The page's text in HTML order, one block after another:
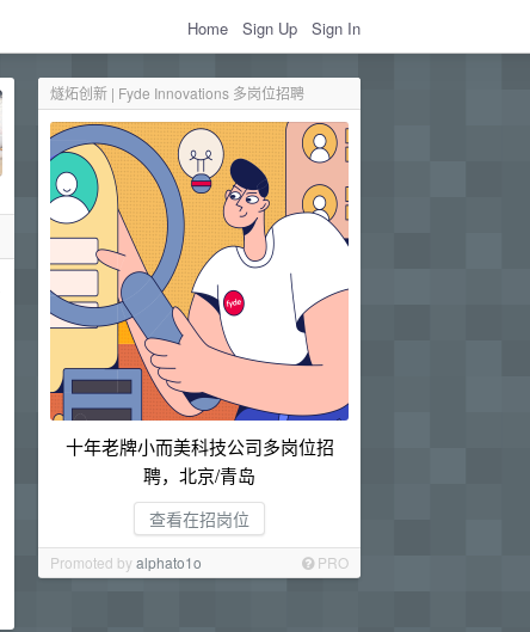
Home Sign Up Sign In
燧炻创新 | Fyde Innovations 多岗位招聘
十年老牌小而美科技公司多岗位招
聘，北京/青岛
查看在招岗位
Promoted byalphato1o PRO